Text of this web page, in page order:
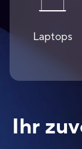
Laptops
Ihr